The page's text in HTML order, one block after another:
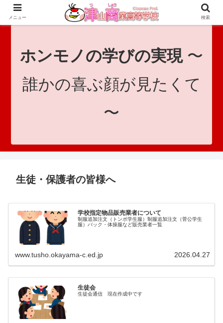
since 1921｜地域と共に未来へつなげ！｜Tsuyama Commercial High School
ホンモノの学びの実現〜
誰かの喜ぶ顔が見たくて
〜
生徒・保護者の皆様へ
学校指定物品販売業者について
制服追加注文（トンボ学生服）制服追加注文（菅公学生
服）バック・体操服など販売業者一覧
www.tusho.okayama-c.ed.jp 2026.04.27
生徒会
生徒会通信 現在作成中です
メニュー 検索